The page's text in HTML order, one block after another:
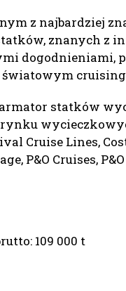
z najbardziej
znanych
dogodnieniami,
statków
Cruise Lines,
P&O Cruises,
109 000 t